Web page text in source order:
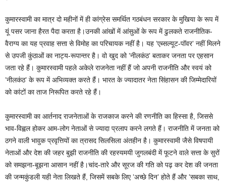
कुमारस्वामी का मात्र दो महीनों में ही कांग्रेस समर्थित गठबंधन सरकार के मुखिया के रूप में
यूं पसर जाना हैरत पैदा करता है।उनकी आंखों में आंसुओं के रूप में ढुलकते राजनीतिक-
वैराग्य का यह प्रवाह सत्ता से विमोह का परिचायक नहीं है। यह ’एब्सल्यूट-पॉवर’ नहीं मिलने
से उपजी कुंठाओं का नाट्य-रूपान्तर है। वो खुद को ’नीलकंठ’ बताकर जनता पर एहसान
जता रहे हैं। कुमारस्वामी पहले अकेले राजनेता नहीं हैं जो अपनी राजनीति और स्वयं को
’नीलकंठ’ के रूप में अभिव्यक्त करते हैं। भारत के ज्यादातर नेता सिंहासन की जिम्मेदारियों
को कांटों का ताज निरूपित करते रहे हैं।
कुमारस्वामी का आर्तनाद राजनेताओं के राजकाज करने की रणनीति का हिस्सा है, जिससे
भाव-विह्वल होकर आम-लोग नेताओं से ज्यादा प्रलाप करने लगते हैं। राजनीति में जनता को
ठगने वाली भावुक प्रवृत्तियों का त्रासद सिलसिला अंतहीन है। कुमारस्वामी जैसे विषपायी
नेताओं और देश की जहर बुझी राजनीति की रहस्यमयी जुगलबंदी में फूटने वाले सत्ता के सुरों
को समझना-बूझना आसान नहीं है।चांद-तारे और सूरज की गति को पढ़ कर देश की जनता
की जन्मकुंडली यही नेता लिखते हैं, जिसमें सबके लिए ’अच्छे दिन’ होते हैं और ’सबका साथ,